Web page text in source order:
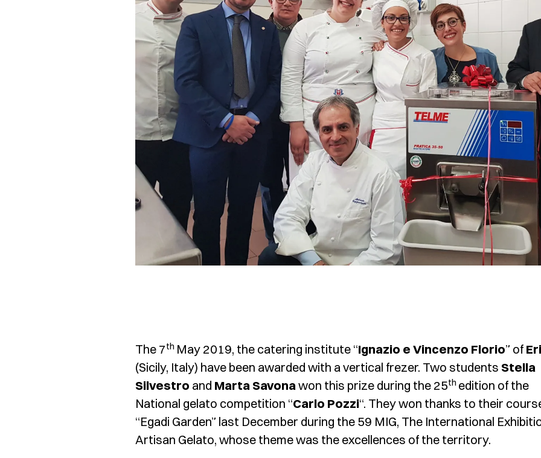
The 7th May 2019, the catering institute “Ignazio e Vincenzo Florio” of
(Sicily, Italy) have been awarded with a vertical frezer. Two students Stella
Silvestro and Marta Savonawon this prize during the 25th edition of the
National gelato competition “Carlo Pozzi“. They won thanks to their
“Egadi Garden” last December during the 59 MIG, The International
Artisan Gelato, whose theme was the excellences of the territory.